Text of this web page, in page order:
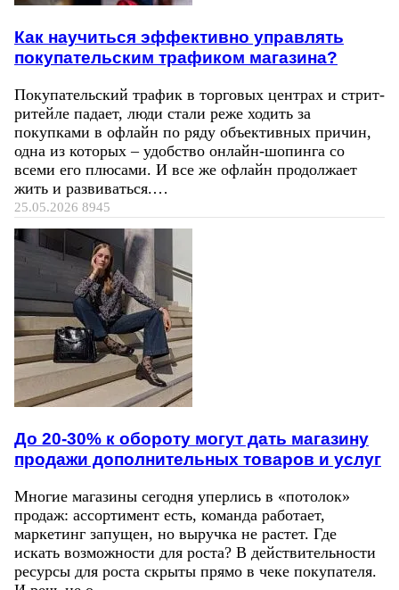
Как научиться эффективно управлять
покупательским трафиком магазина?
Покупательский трафик в торговых центрах и стрит-
ритейле падает, люди стали реже ходить за
покупками в офлайн по ряду объективных причин,
одна из которых – удобство онлайн-шопинга со
всеми его плюсами. И все же офлайн продолжает
жить и развиваться.…
25.05.2026 8945
До 20-30% к обороту могут дать магазину
продажи дополнительных товаров и услуг
Многие магазины сегодня уперлись в «потолок»
продаж: ассортимент есть, команда работает,
маркетинг запущен, но выручка не растет. Где
искать возможности для роста? В действительности
ресурсы для роста скрыты прямо в чеке покупателя.